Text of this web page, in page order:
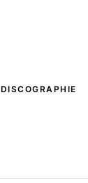
DISCOGRAPHIE